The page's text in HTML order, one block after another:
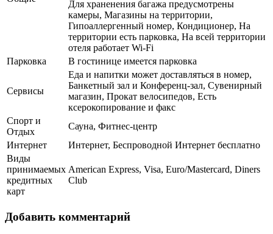
Для храненения багажа предусмотрены
камеры, Магазины на территории,
Гипоаллергенный номер, Кондиционер, На
территории есть парковка, На всей территории
отеля работает Wi-Fi
Парковка
В гостинице имеется парковка
Сервисы
Еда и напитки может доставляться в номер,
Банкетный зал и Конференц-зал, Сувенирный
магазин, Прокат велосипедов, Есть
ксерокопирование и факс
Спорт и
Отдых
Сауна, Фитнес-центр
Интернет
Интернет, Беспроводной Интернет бесплатно
Виды
принимаемых
кредитных
карт
American Express, Visa, Euro/Mastercard, Diners
Club
Добавить комментарий